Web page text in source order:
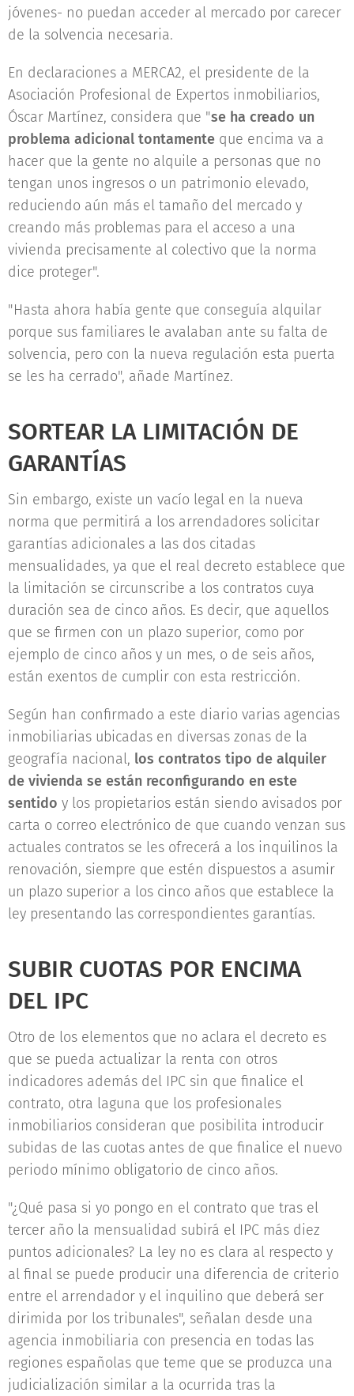
jóvenes- no puedan acceder al mercado por carecer
de la solvencia necesaria.
En declaraciones a MERCA2, el presidente de la
Asociación Profesional de Expertos inmobiliarios,
Óscar Martínez, considera que "se ha creado un
problema adicional tontamente que encima va a
hacer que la gente no alquile a personas que no
tengan unos ingresos o un patrimonio elevado,
reduciendo aún más el tamaño del mercado y
creando más problemas para el acceso a una
vivienda precisamente al colectivo que la norma
dice proteger".
"Hasta ahora había gente que conseguía alquilar
porque sus familiares le avalaban ante su falta de
solvencia, pero con la nueva regulación esta puerta
se les ha cerrado", añade Martínez.
SORTEAR LA LIMITACIÓN DE
GARANTÍAS
Sin embargo, existe un vacío legal en la nueva
norma que permitirá a los arrendadores solicitar
garantías adicionales a las dos citadas
mensualidades, ya que el real decreto establece que
la limitación se circunscribe a los contratos cuya
duración sea de cinco años. Es decir, que aquellos
que se firmen con un plazo superior, como por
ejemplo de cinco años y un mes, o de seis años,
están exentos de cumplir con esta restricción.
Según han confirmado a este diario varias agencias
inmobiliarias ubicadas en diversas zonas de la
geografía nacional, los contratos tipo de alquiler
de vivienda se están reconfigurando en este
sentido y los propietarios están siendo avisados por
carta o correo electrónico de que cuando venzan sus
actuales contratos se les ofrecerá a los inquilinos la
renovación, siempre que estén dispuestos a asumir
un plazo superior a los cinco años que establece la
ley presentando las correspondientes garantías.
SUBIR CUOTAS POR ENCIMA
DEL IPC
Otro de los elementos que no aclara el decreto es
que se pueda actualizar la renta con otros
indicadores además del IPC sin que finalice el
contrato, otra laguna que los profesionales
inmobiliarios consideran que posibilita introducir
subidas de las cuotas antes de que finalice el nuevo
periodo mínimo obligatorio de cinco años.
"¿Qué pasa si yo pongo en el contrato que tras el
tercer año la mensualidad subirá el IPC más diez
puntos adicionales? La ley no es clara al respecto y
al final se puede producir una diferencia de criterio
entre el arrendador y el inquilino que deberá ser
dirimida por los tribunales", señalan desde una
agencia inmobiliaria con presencia en todas las
regiones españolas que teme que se produzca una
judicialización similar a la ocurrida tras la